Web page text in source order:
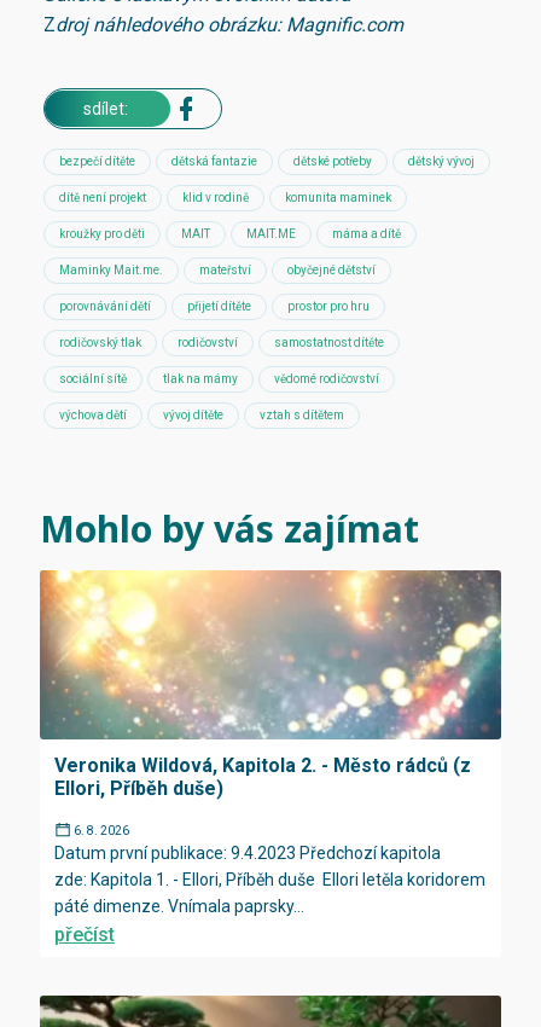
Zdroj náhledového obrázku: Magnific.com
sdílet:
bezpečí dítěte dětská fantazie dětské potřeby dětský vývoj
dítě není projekt klid v rodině komunita maminek
kroužky pro děti MAIT MAIT.ME máma a dítě
Maminky Mait.me. mateřství obyčejné dětství
porovnávání dětí přijetí dítěte prostor pro hru
rodičovský tlak rodičovství samostatnost dítěte
sociální sítě tlak na mámy vědomé rodičovství
výchova dětí vývoj dítěte vztah s dítětem
Mohlo by vás zajímat
Veronika Wildová, Kapitola 2. - Město rádců (z
Ellori, Příběh duše)
6. 8. 2026
Datum první publikace: 9.4.2023 Předchozí kapitola
zde: Kapitola 1. - Ellori, Příběh duše Ellori letěla koridorem
páté dimenze. Vnímala paprsky...
přečíst